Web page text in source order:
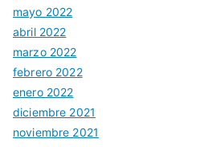
mayo 2022
abril 2022
marzo 2022
febrero 2022
enero 2022
diciembre 2021
noviembre 2021